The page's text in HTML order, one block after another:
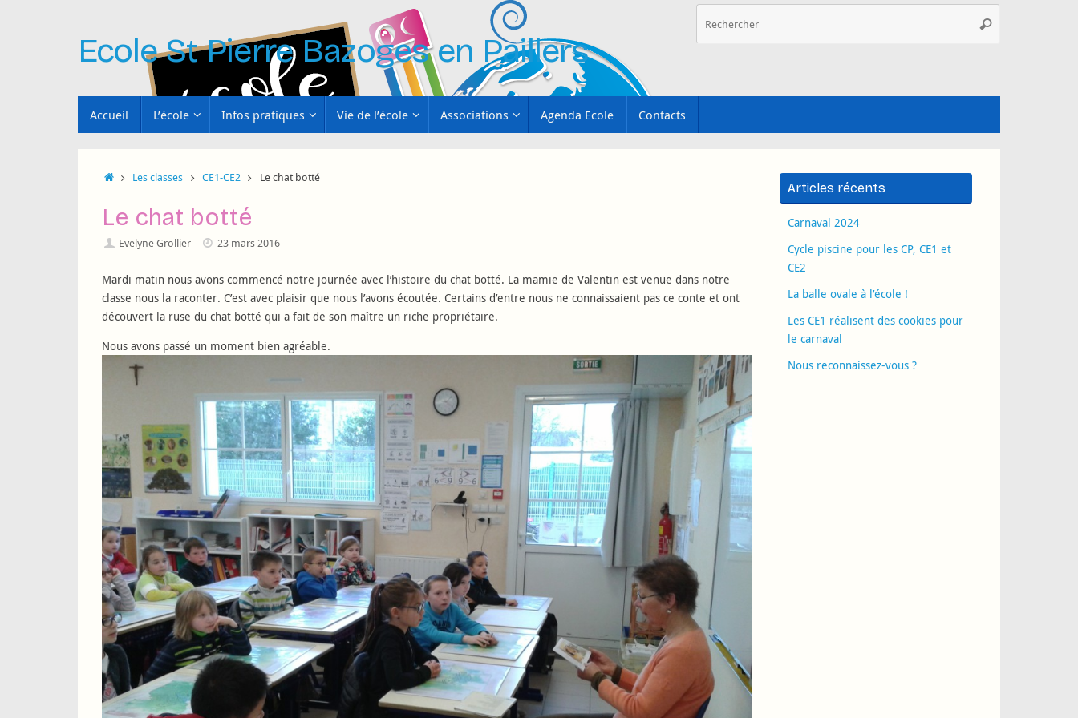
Ecole St Pierre Bazoges en Paillers
Rechercher
contenu
Accueil L’école Infos pratiques Vie de l’école Associations Agenda Ecole Contacts
AccueilLes classes CE1-CE2 Le chat botté
Le chat botté
Evelyne Grollier 23 mars 2016
Mardi matin nous avons commencé notre journée avec l’histoire du chat botté. La mamie de Valentin est venue dans notre
classe nous la raconter. C’est avec plaisir que nous l’avons écoutée. Certains d’entre nous ne connaissaient pas ce conte et ont
découvert la ruse du chat botté qui a fait de son maître un riche propriétaire.
Nous avons passé un moment bien agréable.
Articles récents
Carnaval 2024
Cycle piscine pour les CP, CE1 et
CE2
La balle ovale à l’école !
Les CE1 réalisent des cookies pour
le carnaval
Nous reconnaissez-vous ?